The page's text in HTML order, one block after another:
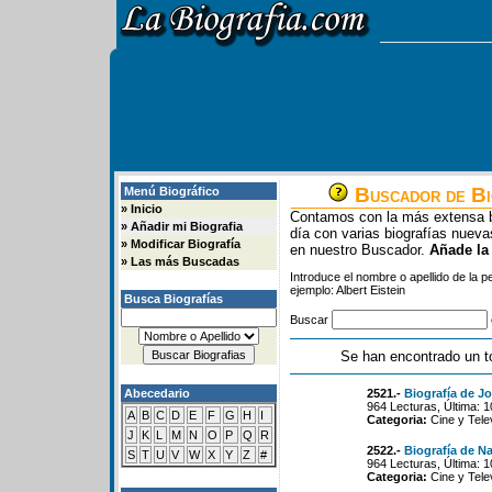
Menú Biográfico
» Inicio
» Añadir mi Biografia
» Modificar Biografía
» Las más Buscadas
Busca Biografías
Abecedario
A B C D E F G H
I
J
K L M N O P Q
R
S T U V W X Y Z #
Buscador de
Contamos con la más extensa
día con varias biografías
en nuestro Buscador. Añade
Introduce el nombre o apellido de la
ejemplo: Albert Eistein
Buscar
Se han encontrado un
2521.- Biografía de
964 Lecturas, Última:
Categoria: Cine y
2522.- Biografía de
964 Lecturas, Última:
Categoria: Cine y